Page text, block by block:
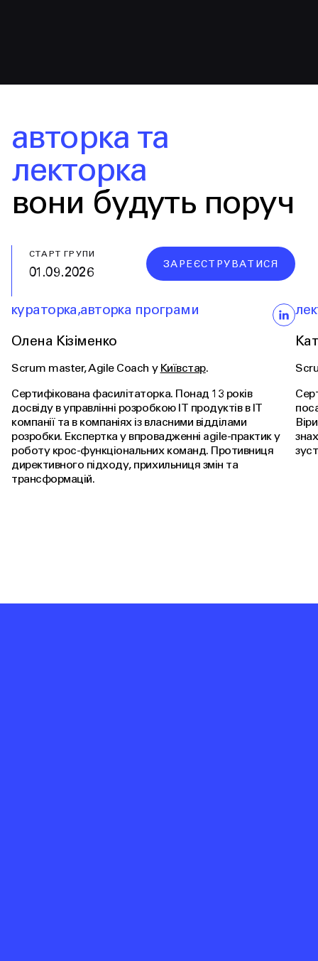
авторка та
лекторка
вони будуть поруч
СТАРТ ГРУПИ
01.09.2026
ЗАРЕЄСТРУВАТИСЯ
кураторка,авторка програми
Олена Кізіменко
Scrum master, Agile Coach у Київстар.
Сертифікована фасилітаторка. Понад 13 років
досвіду в управлінні розробкою ІТ продуктів в ІТ
компанії та в компаніях із власними відділами
розробки. Експертка у впровадженні agile-практик у
роботу крос-функціональних команд. Противниця
директивного підходу, прихильниця змін та
трансформацій.